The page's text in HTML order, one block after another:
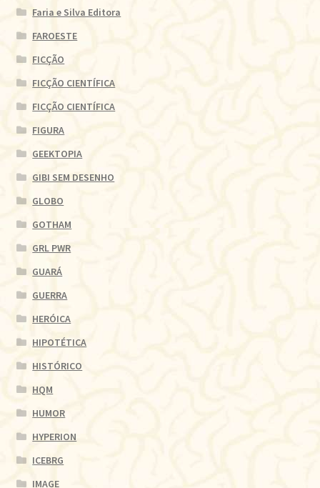
Faria e Silva Editora
FAROESTE
FICÇÃO
FICÇÃO CIENTÍFICA
FICÇÃO CIENTÍFICA
FIGURA
GEEKTOPIA
GIBI SEM DESENHO
GLOBO
GOTHAM
GRL PWR
GUARÁ
GUERRA
HERÓICA
HIPOTÉTICA
HISTÓRICO
HQM
HUMOR
HYPERION
ICEBRG
IMAGE